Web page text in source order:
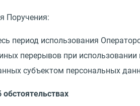
Поручения:
период использования
перерывов при
субъектом персональных